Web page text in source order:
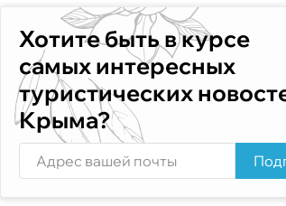
Хотите быть в курсе
самых интересных
туристических
Крыма?